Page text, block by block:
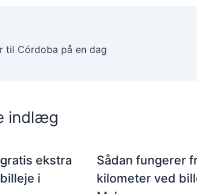
til Córdoba på en dag
indlæg
ekstra
i
Sådan fungerer
kilometer ved